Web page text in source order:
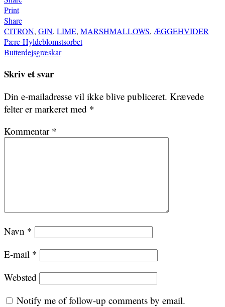
Print
Share
CITRON, GIN, LIME, MARSHMALLOWS, ÆGGEHVIDER
Indlægsnavigation
Pære-Hyldeblomstsorbet
Butterdejsgræskar
Skriv et svar
Din e-mailadresse vil ikke blive publiceret. Krævede
felter er markeret med *
Kommentar *
Navn *
E-mail *
Websted
Notify me of follow-up comments by email.